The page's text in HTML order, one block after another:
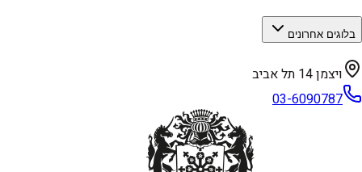
בלוגים אחרונים
ויצמן 14 תל אביב
03-6090787